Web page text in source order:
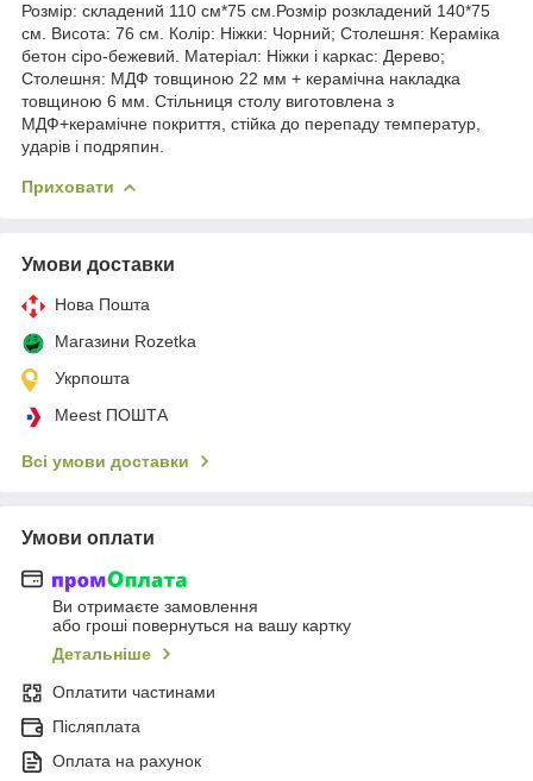
Розмір: складений 110 см*75 см.Розмір розкладений 140*75
см. Висота: 76 см. Колір: Ніжки: Чорний; Столешня: Кераміка
бетон сіро-бежевий. Матеріал: Ніжки і каркас: Дерево;
Столешня: МДФ товщиною 22 мм + керамічна накладка
товщиною 6 мм. Стільниця столу виготовлена з
МДФ+керамічне покриття, стійка до перепаду температур,
ударів і подряпин.
Приховати
Умови доставки
Нова Пошта
Магазини Rozetka
Укрпошта
Meest ПОШТА
Всі умови доставки
Умови оплати
Ви отримаєте замовлення
або гроші повернуться на вашу картку
Детальніше
Оплатити частинами
Післяплата
Оплата на рахунок